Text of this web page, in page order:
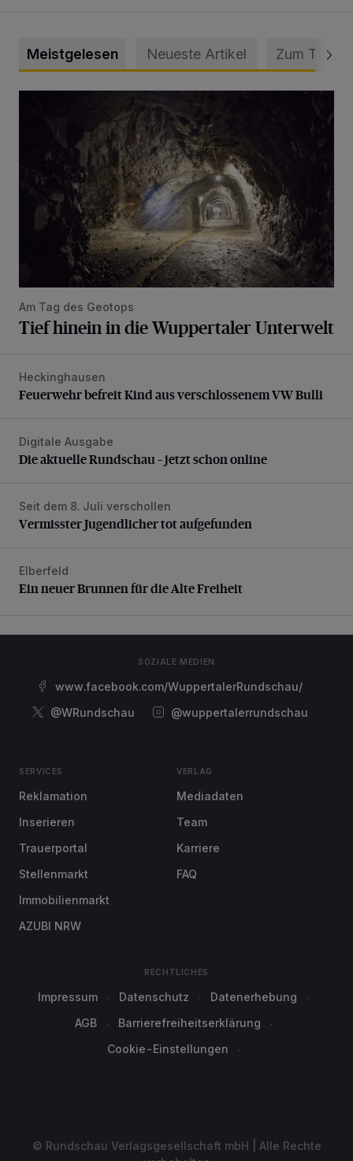
Meistgelesen Neueste Artikel Zum Thema
Am Tag des Geotops
Tief hinein in die Wuppertaler Unterwelt
Feuerwehr befreit Kind aus verschlossenem VW Bulli
Heckinghausen
Feuerwehr befreit Kind aus verschlossenem VW Bulli
Die aktuelle Rundschau – jetzt schon online
Digitale Ausgabe
Die aktuelle Rundschau – jetzt schon online
Vermisster Jugendlicher tot aufgefunden
Seit dem 8. Juli verschollen
Vermisster Jugendlicher tot aufgefunden
Ein neuer Brunnen für die Alte Freiheit
Elberfeld
Ein neuer Brunnen für die Alte Freiheit
SOZIALE MEDIEN
www.facebook.com/WuppertalerRundschau/
@WRundschau
@wuppertalerrundschau
SERVICES
Reklamation
Inserieren
Trauerportal
Stellenmarkt
Immobilienmarkt
AZUBI NRW
VERLAG
Mediadaten
Team
Karriere
FAQ
RECHTLICHES
Impressum Datenschutz
Datenerhebung
AGB
Barrierefreiheitserklärung
Cookie-Einstellungen
© Rundschau Verlagsgesellschaft mbH | Alle Rechte